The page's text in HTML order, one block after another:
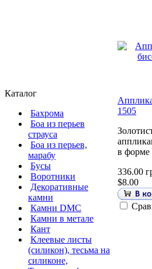
Каталог
Бахрома
Боа из перьев
страуса
Боа из перьев,
марабу
Бусы
Воротники
Декоративные
камни
Камни DMC
Камни в метале
Кант
Клеевые листы
(силикон), тесьма на
силиконе,
1505
в форме
336.00
$8.00